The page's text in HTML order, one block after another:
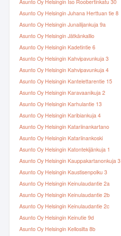
Asunto Oy Helsingin Iso Roobertinkatu 30
Asunto Oy Helsingin Juhana Herttuan tie 8
Asunto Oy Helsingin Junailijankuja 9a
Asunto Oy Helsingin Jätkänkallio
Asunto Oy Helsingin Kadetintie 6
Asunto Oy Helsingin Kahvipavunkuja 3
Asunto Oy Helsingin Kahvipavunkuja 4
Asunto Oy Helsingin Kantelettarentie 15
Asunto Oy Helsingin Karavaanikuja 2
Asunto Oy Helsingin Karhulantie 13
Asunto Oy Helsingin Karibiankuja 4
Asunto Oy Helsingin Katariinankartano
Asunto Oy Helsingin Katariinankoski
Asunto Oy Helsingin Katontekijänkuja 1
Asunto Oy Helsingin Kauppakartanonkuja 3
Asunto Oy Helsingin Kaustisenpolku 3
Asunto Oy Helsingin Keinulaudantie 2a
Asunto Oy Helsingin Keinulaudantie 2b
Asunto Oy Helsingin Keinulaudantie 2c
Asunto Oy Helsingin Keinutie 9d
Asunto Oy Helsingin Kellosilta 8b